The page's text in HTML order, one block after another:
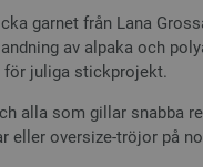
garnet från Lana
av alpaka och
juliga stickprojekt.
alla som gillar snabba
eller oversize-tröjor på